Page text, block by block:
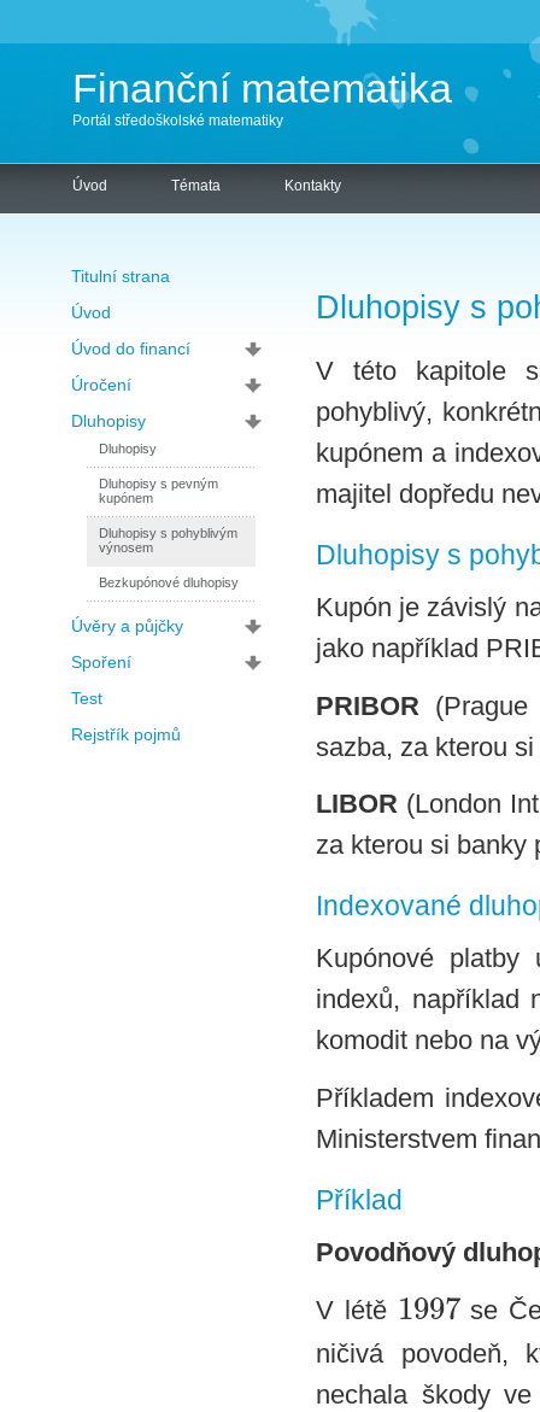
Finanční matematika
Portál středoškolské matematiky
Úvod Témata Kontakty
Dluhopisy s
V této kapitole
pohyblivý,
kupónem a
majitel dopředu
Dluhopisy s
Kupón je závislý
jako například
PRIBOR
sazba, za kterou
LIBOR (London
za kterou si banky
Indexované
Kupónové
indexů, například
komodit nebo na
Příkladem
Ministerstvem
Příklad
Povodňový
V létě 1997se
ničivá povodeň,
nechala škody
Titulní strana
Úvod
Úvod do financí
Úročení
Dluhopisy
Dluhopisy
Dluhopisy s pevným
kupónem
Dluhopisy s pohyblivým
výnosem
Bezkupónové dluhopisy
Úvěry a půjčky
Spoření
Test
Rejstřík pojmů